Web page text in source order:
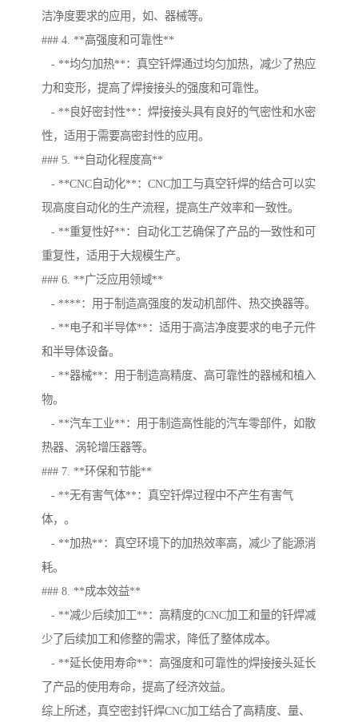
洁净度要求的应用，如、器械等。
### 4. **高强度和可靠性**
- **均匀加热**：真空钎焊通过均匀加热，减少了热应
力和变形，提高了焊接接头的强度和可靠性。
- **良好密封性**：焊接接头具有良好的气密性和水密
性，适用于需要高密封性的应用。
### 5. **自动化程度高**
- **CNC自动化**：CNC加工与真空钎焊的结合可以实
现高度自动化的生产流程，提高生产效率和一致性。
- **重复性好**：自动化工艺确保了产品的一致性和可
重复性，适用于大规模生产。
### 6. **广泛应用领域**
- ****：用于制造高强度的发动机部件、热交换器等。
- **电子和半导体**：适用于高洁净度要求的电子元件
和半导体设备。
- **器械**：用于制造高精度、高可靠性的器械和植入
物。
- **汽车工业**：用于制造高性能的汽车零部件，如散
热器、涡轮增压器等。
### 7. **环保和节能**
- **无有害气体**：真空钎焊过程中不产生有害气
体，。
- **加热**：真空环境下的加热效率高，减少了能源消
耗。
### 8. **成本效益**
- **减少后续加工**：高精度的CNC加工和量的钎焊减
少了后续加工和修整的需求，降低了整体成本。
- **延长使用寿命**：高强度和可靠性的焊接接头延长
了产品的使用寿命，提高了经济效益。
综上所述，真空密封钎焊CNC加工结合了高精度、量、